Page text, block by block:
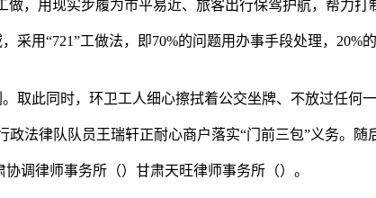
用现实步履为市平易近、旅客出行保驾护航，帮力打
“721”工做法，即70%的问题用办事手段处理，20%
此同时，环卫工人细心擦拭着公交坐牌、不放过任何一
律队队员王瑞轩正耐心商户落实“门前三包”义务。随
律师事务所（）甘肃天旺律师事务所（）。